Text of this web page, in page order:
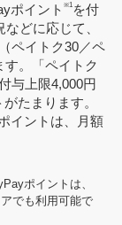
ポイント ※1 を付
どに応じて、
ペイトク30／ペ
。「ペイトク
与上限4,000円
たまります。
イントは、月額
ポイントは、
でも利用可能で